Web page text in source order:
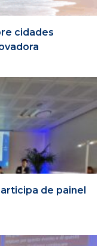
cidades
de painel